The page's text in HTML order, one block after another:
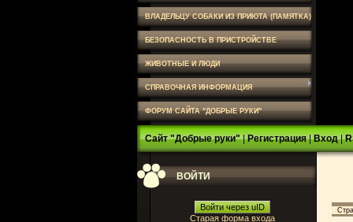
ВЛАДЕЛЬЦУ СОБАКИ ИЗ ПРИЮТА (ПАМЯТКА)
БЕЗОПАСНОСТЬ В ПРИСТРОЙСТВЕ
ЖИВОТНЫЕ И ЛЮДИ
СПРАВОЧНАЯ ИНФОРМАЦИЯ
ФОРУМ САЙТА "ДОБРЫЕ РУКИ"
Сайт "Добрые руки"|Регистрация|Вход|
ВОЙТИ
Войти через uID
Старая форма входа